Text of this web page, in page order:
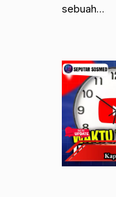
sebuah…